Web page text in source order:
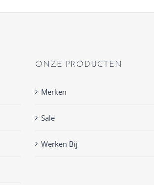
ONZE PRODUCTEN
Merken
Sale
Werken Bij